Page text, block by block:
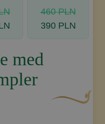
460 PLN
390 PLN
med